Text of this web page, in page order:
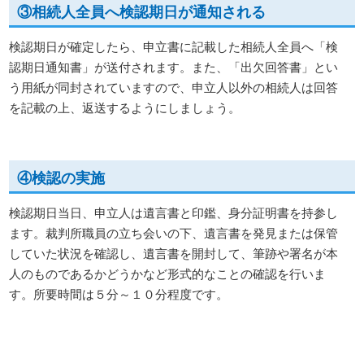
③相続人全員へ検認期日が通知される
検認期日が確定したら、申立書に記載した相続人全員へ「検
認期日通知書」が送付されます。また、「出欠回答書」とい
う用紙が同封されていますので、申立人以外の相続人は回答
を記載の上、返送するようにしましょう。
④検認の実施
検認期日当日、申立人は遺言書と印鑑、身分証明書を持参し
ます。裁判所職員の立ち会いの下、遺言書を発見または保管
していた状況を確認し、遺言書を開封して、筆跡や署名が本
人のものであるかどうかなど形式的なことの確認を行いま
す。所要時間は５分～１０分程度です。